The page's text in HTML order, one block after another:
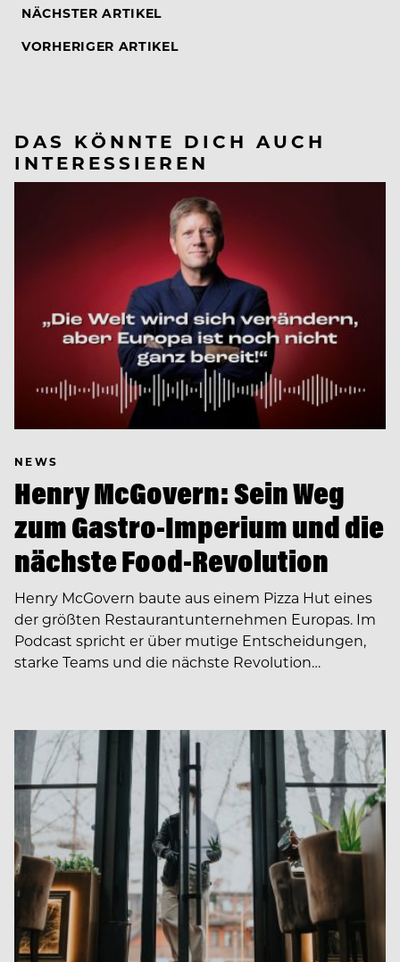
NÄCHSTER ARTIKEL
VORHERIGER ARTIKEL
DAS KÖNNTE DICH AUCH
INTERESSIEREN
NEWS
Henry McGovern: Sein Weg
zum Gastro-Imperium und die
nächste Food-Revolution
Henry McGovern baute aus einem Pizza Hut eines
der größten Restaurantunternehmen Europas. Im
Podcast spricht er über mutige Entscheidungen,
starke Teams und die nächste Revolution…